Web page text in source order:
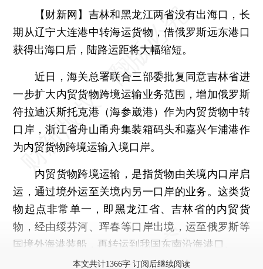
【财新网】 吉林和黑龙江两省没有出海口，长
期从辽宁大连港中转海运货物，借俄罗斯远东港口
获得出海口后，陆路运距将大幅缩短。
近日，海关总署联合三部委批复同意吉林省进
一步扩大内贸货物跨境运输业务范围，增加俄罗斯
符拉迪沃斯托克港（海参崴港）作为内贸货物中转
口岸，浙江省舟山甬舟集装箱码头和嘉兴乍浦港作
为内贸货物跨境运输入境口岸。
内贸货物跨境运输，是指货物由关境内口岸启
运，通过境外运至关境内另一口岸的业务。这类货
物起点非常单一，即黑龙江省、吉林省的内贸货
物，经由绥芬河、珲春等口岸出境，运至俄罗斯等
国境外海港装船，再转运到我国东南沿海港口。
本文共计1366字 订阅后继续阅读